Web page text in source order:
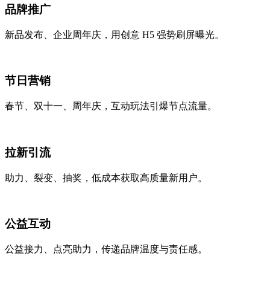
品牌推广
新品发布、企业周年庆，用创意 H5 强势刷屏曝光。
节日营销
春节、双十一、周年庆，互动玩法引爆节点流量。
拉新引流
助力、裂变、抽奖，低成本获取高质量新用户。
公益互动
公益接力、点亮助力，传递品牌温度与责任感。